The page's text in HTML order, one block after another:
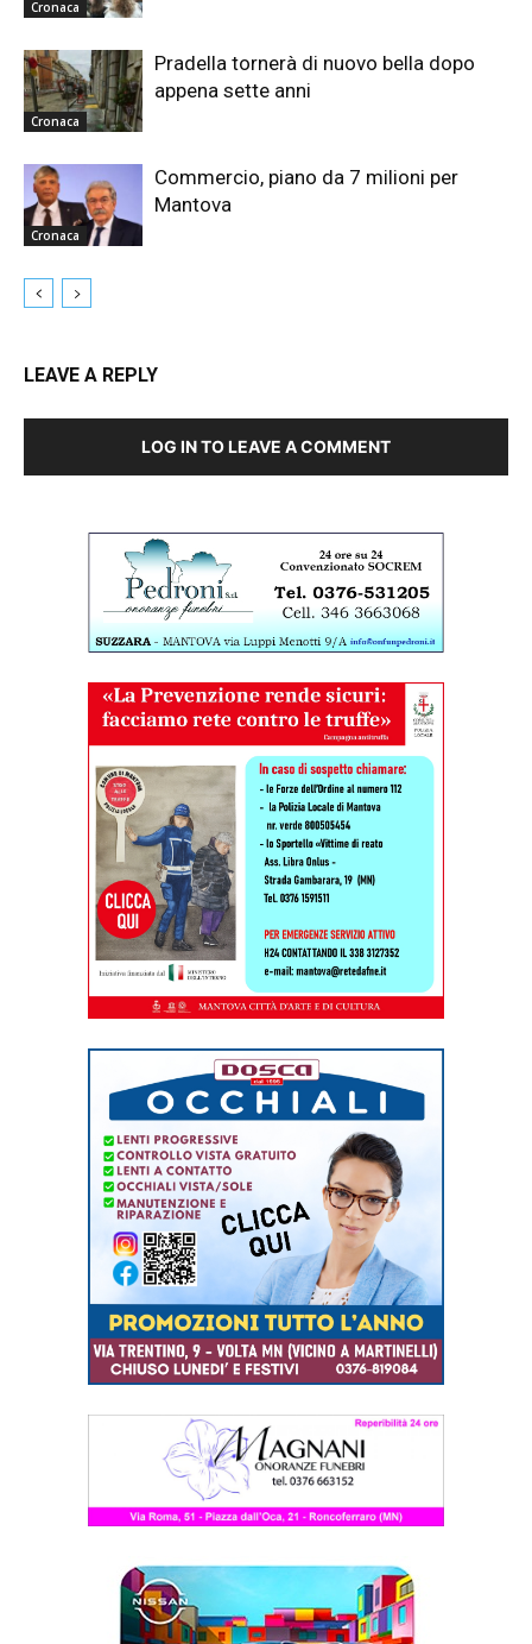
Cronaca
Cronaca
Pradella tornerà di nuovo bella dopo
appena sette anni
Cronaca
Commercio, piano da 7 milioni per
Mantova
LEAVE A REPLY
LOG IN TO LEAVE A COMMENT